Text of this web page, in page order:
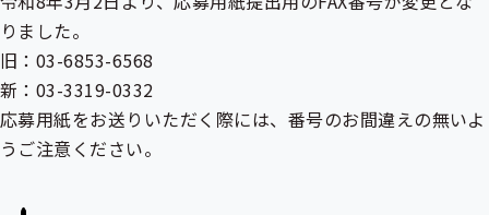
りました。
旧：03-6853-6568
新：03-3319-0332
応募用紙をお送りいただく際には、番号のお間違えの無いよ
うご注意ください。